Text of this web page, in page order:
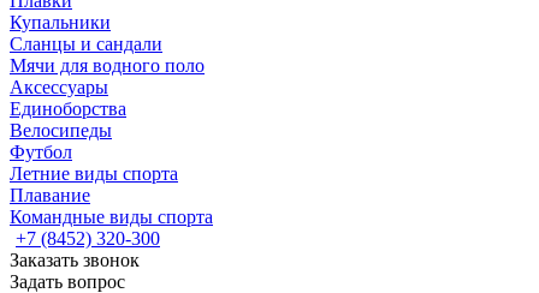
Купальники
Сланцы и сандали
Мячи для водного поло
Аксессуары
Единоборства
Велосипеды
Футбол
Летние виды спорта
Плавание
Командные виды спорта
+7 (8452) 320-300
Заказать звонок
Задать вопрос